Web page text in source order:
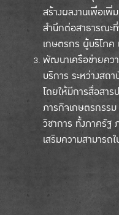
สร้างผลงานเพื่อเพิ่
สำนึกต่อสาธารณะที่
เกษตรกร ผู้บริโภค
พัฒนาเครือข่ายคว
บริการ ระหว่างสถ
โดยให้มีการสื่อสาร
ภารกิจเกษตรกรร
วิชาการ ทั้งภาครัฐ
เสริมความสามารถ